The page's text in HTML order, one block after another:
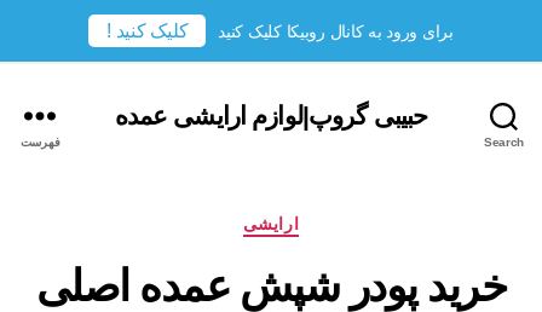
Search
حبیبی گروپ|لوازم ارایشی عمده
فهرست
دسته‌ها
ارایشی
خرید پودر شپش عمده اصلی
برای ورود به کانال روبیکا کلیک کنید کلیک کنید !